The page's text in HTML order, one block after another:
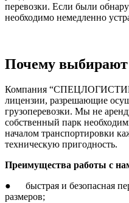
перевозки. Если были
необходимо немедленно
Почему выбирают
Компания
лицензии, разрешающие
грузоперевозки. Мы не
собственный парк
началом транспортировки
техническую пригодность.
Преимущества работы с
● быстрая и безопасная
размеров;